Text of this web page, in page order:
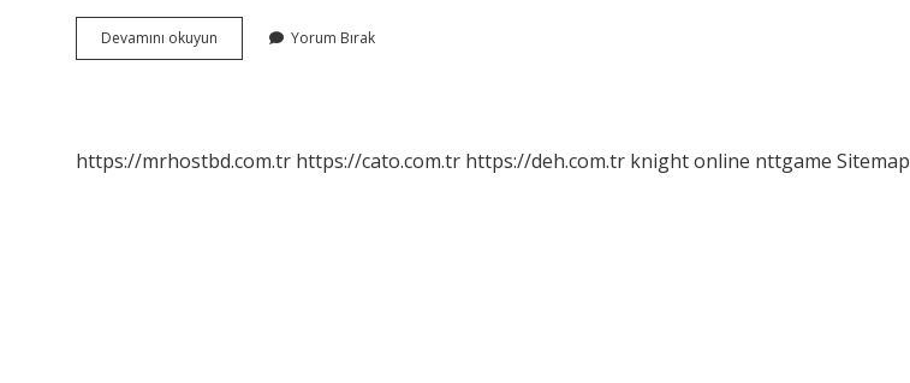
Devamını okuyun
Dilini
Yorum Bırak
https://mrhostbd.com.tr https://cato.com.tr https://deh.com.tr knight online nttgame Sitemap